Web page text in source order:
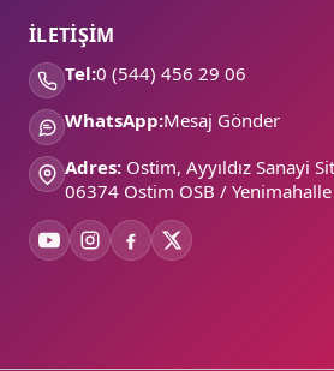
İLETİŞİM
Tel:0 (544) 456 29 06
WhatsApp:Mesaj Gönder
Adres: Ostim, Ayyıldız Sanayi
06374 Ostim OSB /